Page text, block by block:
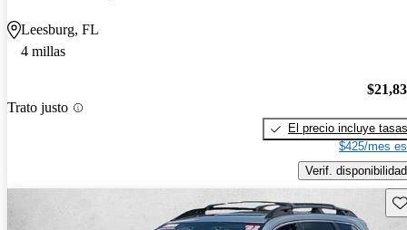
Leesburg, FL
4 millas
Trato justo
El precio incluye tasas
$425/mes
Verif. disponibilidad